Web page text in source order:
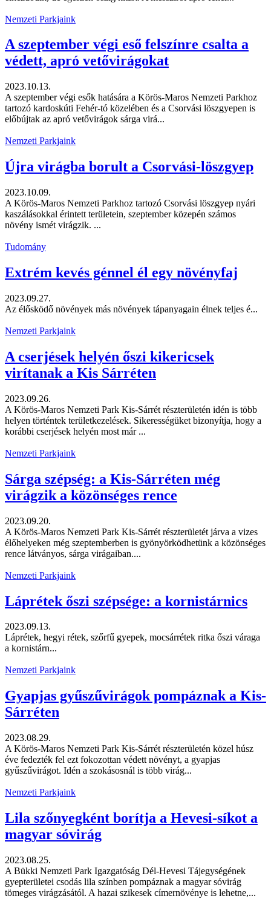
Nemzeti Parkjaink
A szeptember végi eső felszínre csalta a
védett, apró vetővirágokat
2023.10.13.
A szeptember végi esők hatására a Körös-Maros Nemzeti Parkhoz
tartozó kardoskúti Fehér-tó közelében és a Csorvási löszgyepen is
előbújtak az apró vetővirágok sárga virá...
Nemzeti Parkjaink
Újra virágba borult a Csorvási-löszgyep
2023.10.09.
A Körös-Maros Nemzeti Parkhoz tartozó Csorvási löszgyep nyári
kaszálásokkal érintett területein, szeptember közepén számos
növény ismét virágzik. ...
Tudomány
Extrém kevés génnel él egy növényfaj
2023.09.27.
Az élősködő növények más növények tápanyagain élnek teljes é...
Nemzeti Parkjaink
A cserjések helyén őszi kikericsek
virítanak a Kis Sárréten
2023.09.26.
A Körös-Maros Nemzeti Park Kis-Sárrét részterületén idén is több
helyen történtek területkezelések. Sikerességüket bizonyítja, hogy a
korábbi cserjések helyén most már ...
Nemzeti Parkjaink
Sárga szépség: a Kis-Sárréten még
virágzik a közönséges rence
2023.09.20.
A Körös-Maros Nemzeti Park Kis-Sárrét részterületét járva a vizes
élőhelyeken még szeptemberben is gyönyörködhetünk a közönséges
rence látványos, sárga virágaiban....
Nemzeti Parkjaink
Láprétek őszi szépsége: a kornistárnics
2023.09.13.
Láprétek, hegyi rétek, szőrfű gyepek, mocsárrétek ritka őszi váraga
a kornistárn...
Nemzeti Parkjaink
Gyapjas gyűszűvirágok pompáznak a Kis-
Sárréten
2023.08.29.
A Körös-Maros Nemzeti Park Kis-Sárrét részterületén közel húsz
éve fedezték fel ezt fokozottan védett növényt, a gyapjas
gyűszűvirágot. Idén a szokásosnál is több virág...
Nemzeti Parkjaink
Lila szőnyegként borítja a Hevesi-síkot a
magyar sóvirág
2023.08.25.
A Bükki Nemzeti Park Igazgatóság Dél-Hevesi Tájegységének
gyepterületei csodás lila színben pompáznak a magyar sóvirág
tömeges virágzásától. A hazai szikesek címernövénye is lehetne,...